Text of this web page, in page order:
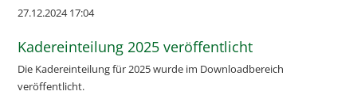
27.12.2024 17:04
Kadereinteilung 2025 veröffentlicht
Die Kadereinteilung für 2025 wurde im Downloadbereich
veröffentlicht.